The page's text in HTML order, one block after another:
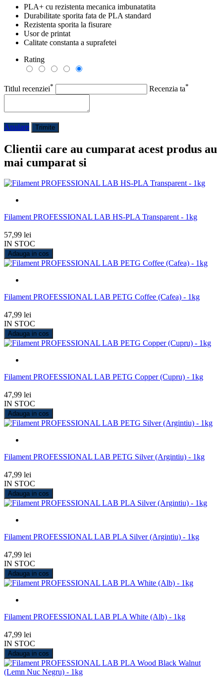
PLA+ cu rezistenta mecanica imbunatatita
Durabilitate sporita fata de PLA standard
Rezistenta sporita la fisurare
Usor de printat
Calitate constanta a suprafetei
Rating
Titlul recenziei* Recenzia ta*
Anulare Trimite
Clientii care au cumparat acest produs au
mai cumparat si
Filament PROFESSIONAL LAB HS-PLA Transparent - 1kg
57,99 lei
IN STOC
Adauga in cos
Filament PROFESSIONAL LAB PETG Coffee (Cafea) - 1kg
47,99 lei
IN STOC
Adauga in cos
Filament PROFESSIONAL LAB PETG Copper (Cupru) - 1kg
47,99 lei
IN STOC
Adauga in cos
Filament PROFESSIONAL LAB PETG Silver (Argintiu) - 1kg
47,99 lei
IN STOC
Adauga in cos
Filament PROFESSIONAL LAB PLA Silver (Argintiu) - 1kg
47,99 lei
IN STOC
Adauga in cos
Filament PROFESSIONAL LAB PLA White (Alb) - 1kg
47,99 lei
IN STOC
Adauga in cos